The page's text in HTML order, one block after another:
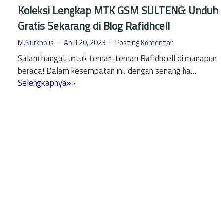
Koleksi Lengkap MTK GSM SULTENG: Unduh
Gratis Sekarang di Blog Rafidhcell
M.Nurkholis April 20, 2023 Posting Komentar
Salam hangat untuk teman-teman Rafidhcell di manapun
berada! Dalam kesempatan ini, dengan senang ha…
Selengkapnya»»